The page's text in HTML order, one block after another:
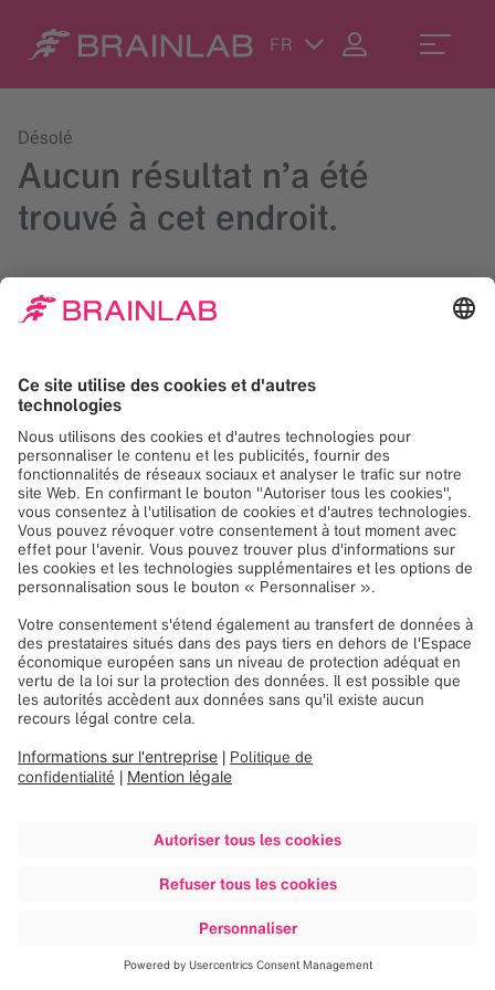
FR
Désolé
Aucun résultat n’a été
trouvé à cet endroit.
Lancez une recherche dans le champ en haut à droite ou
contactez-nous à
contact@brainlab.com.